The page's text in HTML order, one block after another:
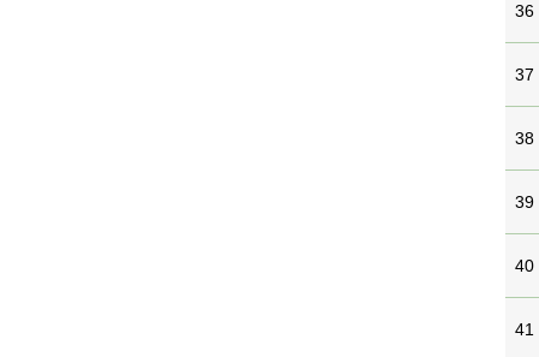
36
37
38
39
40
41